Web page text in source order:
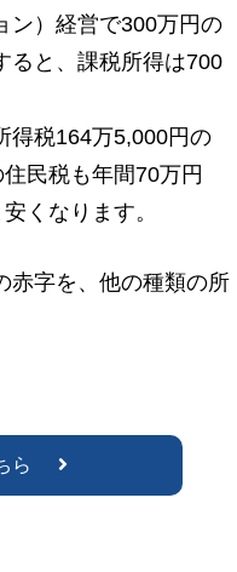
ン）経営で300万円の
ると、課税所得は700
得税164万5,000円の
民税も年間70万円
くなります。
字を、他の種類の所
ら